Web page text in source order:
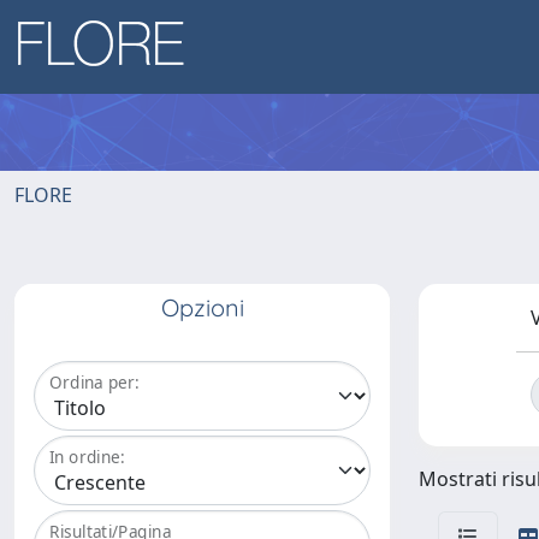
FLORE
Opzioni
Ordina per:
In ordine:
Risultati/Pagina
Mostrati